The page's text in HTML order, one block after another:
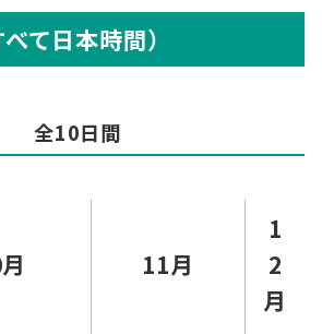
て日本時間）
全10日間
11月
1
2
月